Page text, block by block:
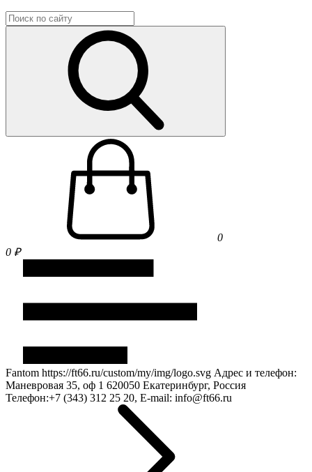
0
0 ₽
Fantom https://ft66.ru/custom/my/img/logo.svg Адрес и телефон:
Маневровая 35, оф 1 620050 Екатеринбург, Россия
Телефон:+7 (343) 312 25 20, E-mail: info@ft66.ru